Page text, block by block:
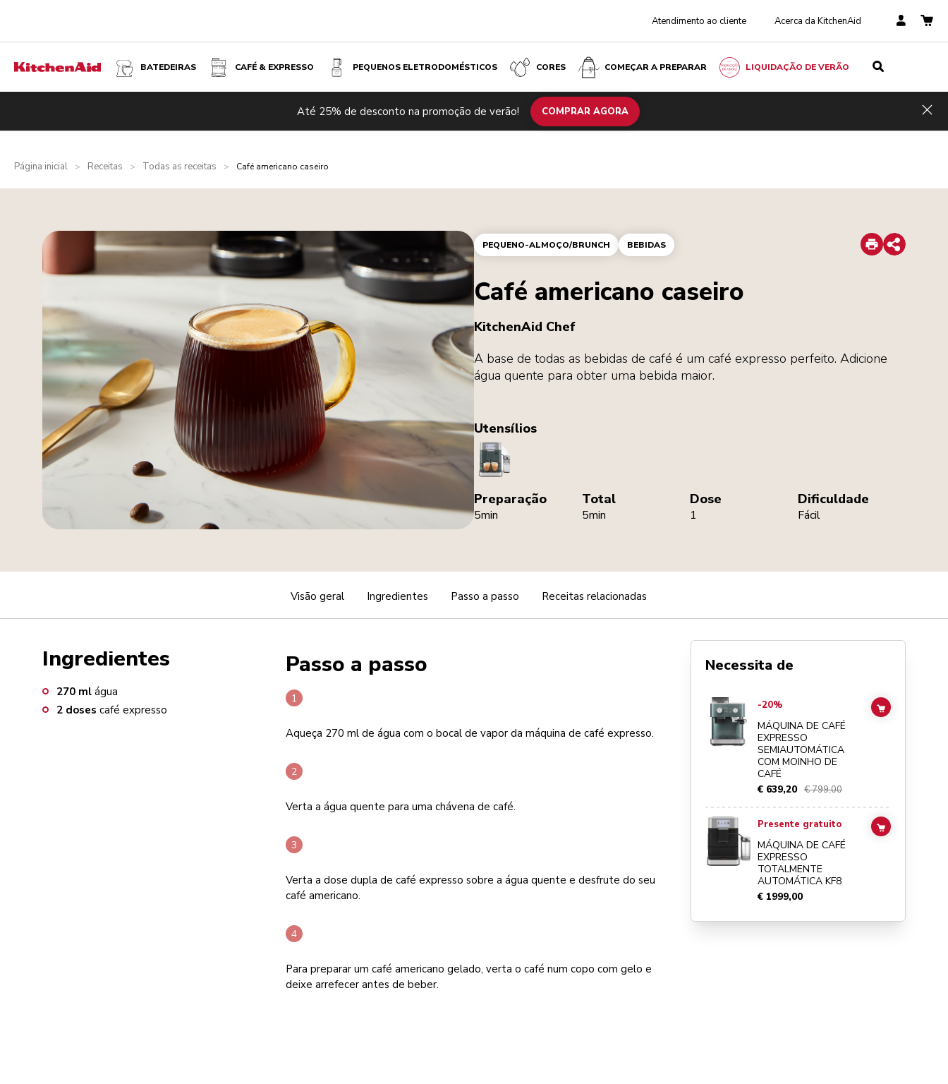
Atendimento ao cliente Acerca da KitchenAid
BATEDEIRAS CAFÉ & EXPRESSO PEQUENOS ELETRODOMÉSTICOS CORES COMEÇAR A PREPARAR LIQUIDAÇÃO DE VERÃO
Até 25% de desconto na promoção de verão! COMPRAR AGORA
Página inicial > Receitas > Todas as receitas > Café americano caseiro
PEQUENO-ALMOÇO/BRUNCH BEBIDAS Print
Share
Café americano caseiro
KitchenAid Chef
A base de todas as bebidas de café é um café expresso perfeito. Adicione
água quente para obter uma bebida maior.
Utensílios
CoffeeMachine
Preparação
5min
Total
5min
Dose
1
Dificuldade
Fácil
Visão geral Ingredientes Passo a passo Receitas relacionadas
Ingredientes
270 ml água
2 doses café expresso
Passo a passo
Aqueça 270 ml de água com o bocal de vapor da máquina de café expresso.
Verta a água quente para uma chávena de café.
Verta a dose dupla de café expresso sobre a água quente e desfrute do seu
café americano.
Para preparar um café americano gelado, verta o café num copo com gelo e
deixe arrefecer antes de beber.
Necessita de
Go toMáquina de café expresso semiautomática com
-20%
MÁQUINA DE CAFÉ
EXPRESSO
SEMIAUTOMÁTICA
COM MOINHO DE
CAFÉ
€ 639,20 € 799,00
ADD TO CART
Go toMáquina de café expresso totalmente automática
Presente gratuito
MÁQUINA DE CAFÉ
EXPRESSO
TOTALMENTE
AUTOMÁTICA KF8
€ 1999,00
ADD TO CART